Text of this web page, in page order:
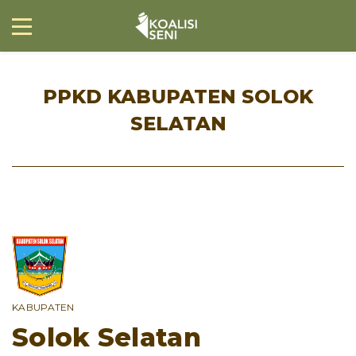
PPKD KABUPATEN SOLOK
SELATAN
KABUPATEN
Solok Selatan